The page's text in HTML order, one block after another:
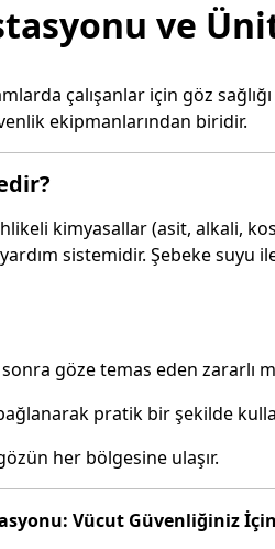
ve
çalışanlar için göz
ekipmanlarından biridir.
kimyasallar (asit, alkali,
sistemidir. Şebeke suyu
göze temas eden zararlı
pratik bir şekilde
her bölgesine ulaşır.
Vücut Güvenliğiniz